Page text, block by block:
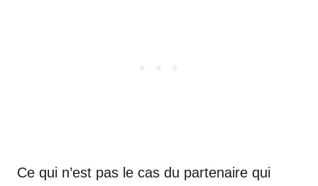
Ce qui n’est pas le cas du partenaire qui